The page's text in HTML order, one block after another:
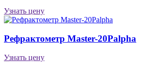
Узнать цену
Рефрактометр Master-20Palpha
Узнать цену